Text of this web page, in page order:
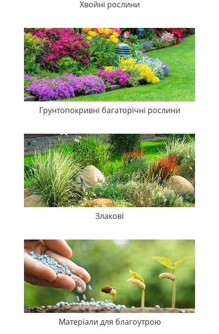
Хвойні рослини
Грунтопокривні багаторічні рослини
Злакові
Матеріали для благоутрою